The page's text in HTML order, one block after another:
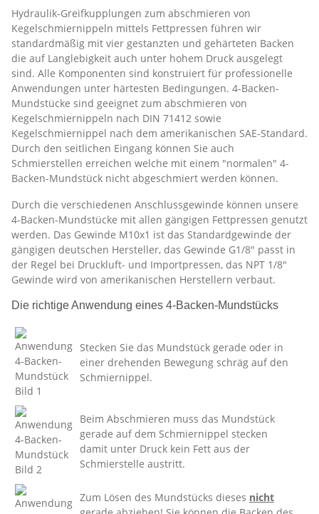
Hydraulik-Greifkupplungen zum abschmieren von
Kegelschmiernippeln mittels Fettpressen führen wir
standardmäßig mit vier gestanzten und gehärteten Backen
die auf Langlebigkeit auch unter hohem Druck ausgelegt
sind. Alle Komponenten sind konstruiert für professionelle
Anwendungen unter härtesten Bedingungen. 4-Backen-
Mundstücke sind geeignet zum abschmieren von
Kegelschmiernippeln nach DIN 71412 sowie
Kegelschmiernippel nach dem amerikanischen SAE-Standard.
Durch den seitlichen Eingang können Sie auch
Schmierstellen erreichen welche mit einem "normalen" 4-
Backen-Mundstück nicht abgeschmiert werden können.
Durch die verschiedenen Anschlussgewinde können unsere
4-Backen-Mundstücke mit allen gängigen Fettpressen genutzt
werden. Das Gewinde M10x1 ist das Standardgewinde der
gängigen deutschen Hersteller, das Gewinde G1/8" passt in
der Regel bei Druckluft- und Importpressen, das NPT 1/8"
Gewinde wird von amerikanischen Herstellern verbaut.
Die richtige Anwendung eines 4-Backen-Mundstücks
Stecken Sie das Mundstück gerade oder in
einer drehenden Bewegung schräg auf den
Schmiernippel.
Beim Abschmieren muss das Mundstück
gerade auf dem Schmiernippel stecken
damit unter Druck kein Fett aus der
Schmierstelle austritt.
Zum Lösen des Mundstücks dieses nicht